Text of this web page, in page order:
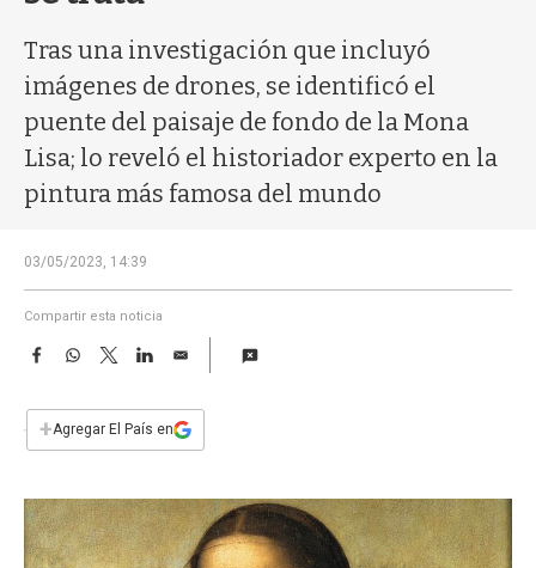
Tras una investigación que incluyó
imágenes de drones, se identificó el
puente del paisaje de fondo de la Mona
Lisa; lo reveló el historiador experto en la
pintura más famosa del mundo
03/05/2023, 14:39
Compartir esta noticia
F
e
b
k
W
s
p
T
w
t
L
n
E
i
l
+Agregar El País en